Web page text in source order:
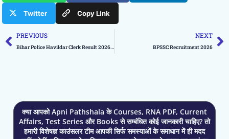
Twitter Copy Link
Prev
PREVIOUS
Bihar Police Havildar Clerk Result 2026 Out
NEXT
BPSSC Recruitment 2026
क्या आपको Apni Pathshala के Courses, RNA PDF, Current
Affairs, Test Series और Books से सम्बंधित कोई जानकारी चाहिए? तो
हमारी विशेषज्ञ काउंसलर टीम आपकी सिर्फ समस्याओं के समाधान में ही मदद